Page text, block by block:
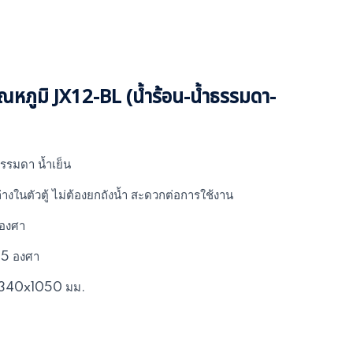
ภูมิ JX12-BL (น้ำร้อน-น้ำธรรมดา-
รมดา น้ำเย็น
งในตัวตู้ ไม่ต้องยกถังน้ำ สะดวกต่อการใช้งาน
งศา
องศา
มม.